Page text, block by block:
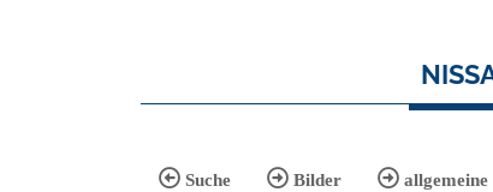
Suche Bilder allgemeine